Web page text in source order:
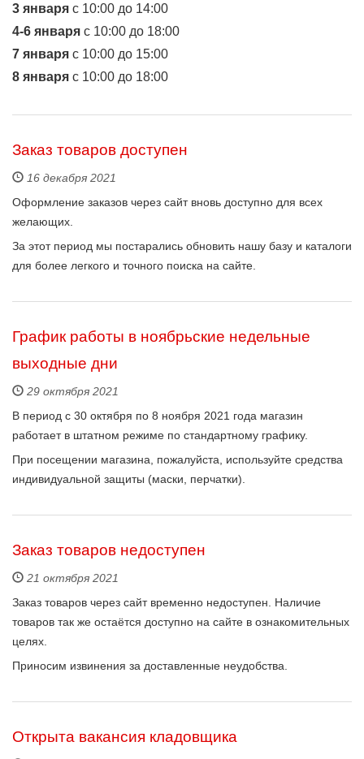
3 января с 10:00 до 14:00
4-6 января с 10:00 до 18:00
7 января с 10:00 до 15:00
8 января с 10:00 до 18:00
Заказ товаров доступен
16 декабря 2021
Оформление заказов через сайт вновь доступно для всех
желающих.
За этот период мы постарались обновить нашу базу и каталоги
для более легкого и точного поиска на сайте.
График работы в ноябрьские недельные
выходные дни
29 октября 2021
В период с 30 октября по 8 ноября 2021 года магазин
работает в штатном режиме по стандартному графику.
При посещении магазина, пожалуйста, используйте средства
индивидуальной защиты (маски, перчатки).
Заказ товаров недоступен
21 октября 2021
Заказ товаров через сайт временно недоступен. Наличие
товаров так же остаётся доступно на сайте в ознакомительных
целях.
Приносим извинения за доставленные неудобства.
Открыта вакансия кладовщика